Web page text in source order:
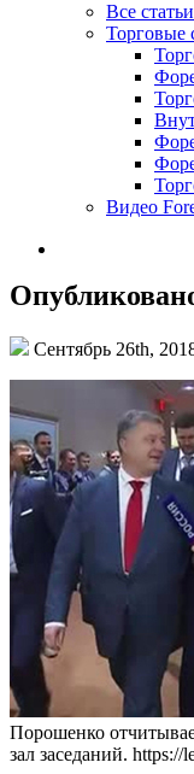
Все
Торговые
Видео
Сентябрь 26th,
Порошенко
зал заседаний. https://